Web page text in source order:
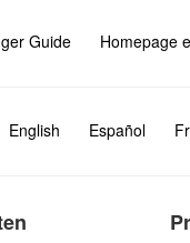
Guide Homepage
English Español